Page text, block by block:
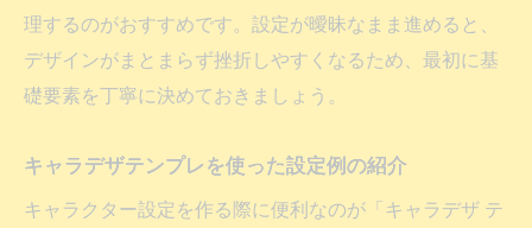
理するのがおすすめです。設定が曖昧なまま進めると、
デザインがまとまらず挫折しやすくなるため、最初に基
礎要素を丁寧に決めておきましょう。
キャラデザテンプレを使った設定例の紹介
キャラクター設定を作る際に便利なのが「キャラデザ テ